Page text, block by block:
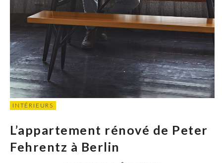
INTÉRIEURS
L’appartement rénové de Peter
Fehrentz à Berlin